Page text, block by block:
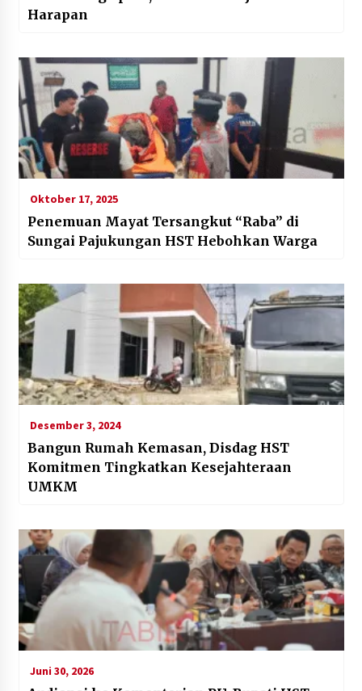
Harapan
Oktober 17, 2025
Penemuan Mayat Tersangkut “Raba” di
Sungai Pajukungan HST Hebohkan Warga
Desember 3, 2024
Bangun Rumah Kemasan, Disdag HST
Komitmen Tingkatkan Kesejahteraan
UMKM
Juni 30, 2026